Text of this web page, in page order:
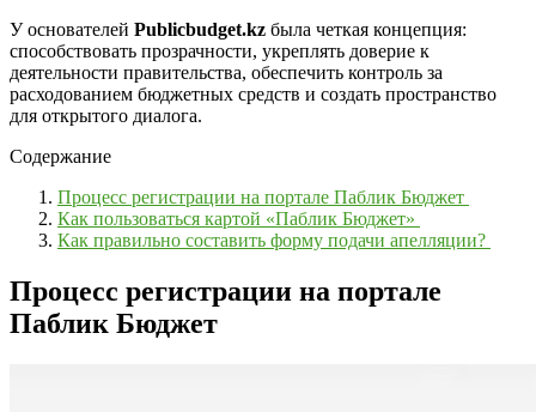
У основателей Publicbudget.kz была четкая концепция:
способствовать прозрачности, укреплять доверие к
деятельности правительства, обеспечить контроль за
расходованием бюджетных средств и создать пространство
для открытого диалога.
Содержание
Процесс регистрации на портале Паблик Бюджет
Как пользоваться картой «Паблик Бюджет»
Как правильно составить форму подачи апелляции?
Процесс регистрации на портале
Паблик Бюджет